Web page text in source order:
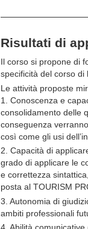
Risultati di
Il corso si propone di
specificità del corso di
Le attività proposte
1. Conoscenza e
consolidamento delle
conseguenza
così come gli usi
2. Capacità di
grado di applicare le
e correttezza
posta al TOURISM
3. Autonomia di
ambiti professionali